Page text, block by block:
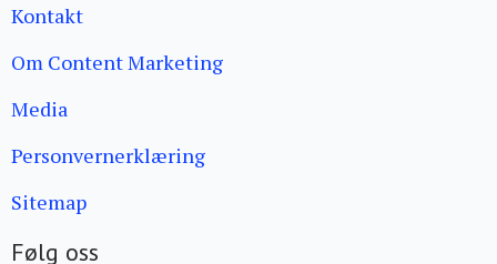
Kontakt
Om Content Marketing
Media
Personvernerklæring
Sitemap
Følg oss